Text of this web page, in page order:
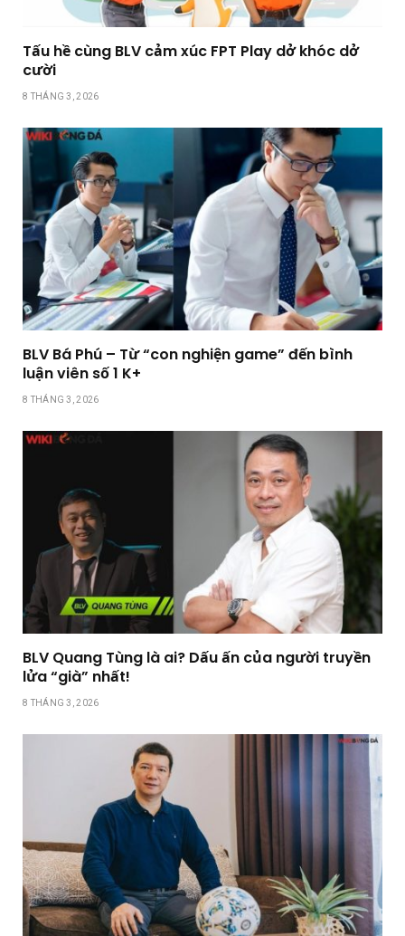
Tấu hề cùng BLV cảm xúc FPT Play dở khóc dở
cười
8 THÁNG 3, 2026
BLV Bá Phú – Từ “con nghiện game” đến bình
luận viên số 1 K+
8 THÁNG 3, 2026
BLV Quang Tùng là ai? Dấu ấn của người truyền
lửa “già” nhất!
8 THÁNG 3, 2026